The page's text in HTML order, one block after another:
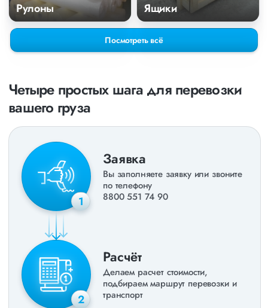
Рулоны Ящики
Посмотреть всё
Четыре простых шага для перевозки
вашего груза
1
Заявка
Вы заполняете заявку или звоните
по телефону
8800 551 74 90
2
Расчёт
Делаем расчет стоимости,
подбираем маршрут перевозки и
транспорт